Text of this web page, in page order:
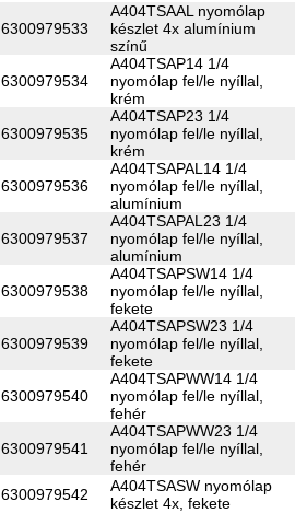
6300979533
A404TSAAL nyomólap
készlet 4x alumínium
színű
6300979534
A404TSAP14 1/4
nyomólap fel/le nyíllal,
krém
6300979535
A404TSAP23 1/4
nyomólap fel/le nyíllal,
krém
6300979536
A404TSAPAL14 1/4
nyomólap fel/le nyíllal,
alumínium
6300979537
A404TSAPAL23 1/4
nyomólap fel/le nyíllal,
alumínium
6300979538
A404TSAPSW14 1/4
nyomólap fel/le nyíllal,
fekete
6300979539
A404TSAPSW23 1/4
nyomólap fel/le nyíllal,
fekete
6300979540
A404TSAPWW14 1/4
nyomólap fel/le nyíllal,
fehér
6300979541
A404TSAPWW23 1/4
nyomólap fel/le nyíllal,
fehér
6300979542
A404TSASW nyomólap
készlet 4x, fekete